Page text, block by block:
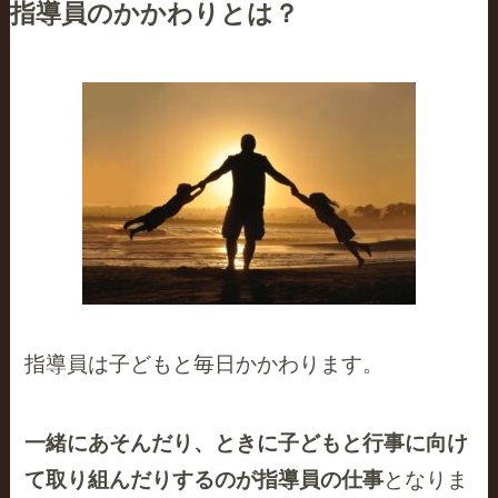
指導員のかかわりとは？
指導員は子どもと毎日かかわります。
一緒にあそんだり、ときに子どもと行事に向け
て取り組んだりするのが指導員の仕事となりま